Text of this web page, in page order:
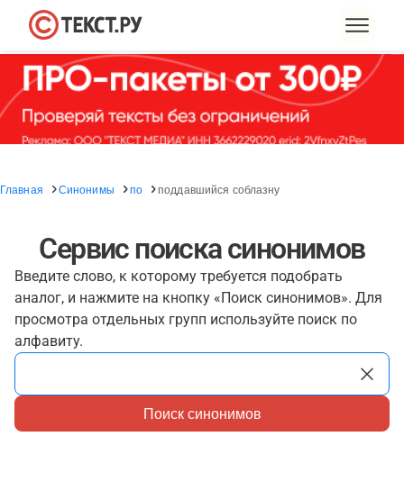
Главная Синонимы по поддавшийся соблазну
Сервис поиска синонимов
Введите слово, к которому требуется подобрать
аналог, и нажмите на кнопку «Поиск синонимов». Для
просмотра отдельных групп используйте поиск по
алфавиту.
Поиск синонимов